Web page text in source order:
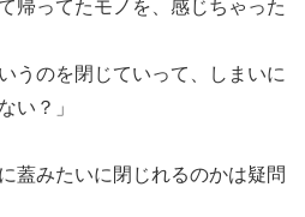
帰ってたモノを、感じちゃった
うのを閉じていって、しまいに
い？」
蓋みたいに閉じれるのかは疑問